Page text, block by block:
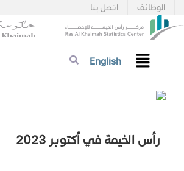
اتصل بنا الوظائف
English
رأس الخيمة في أكتوبر 2023